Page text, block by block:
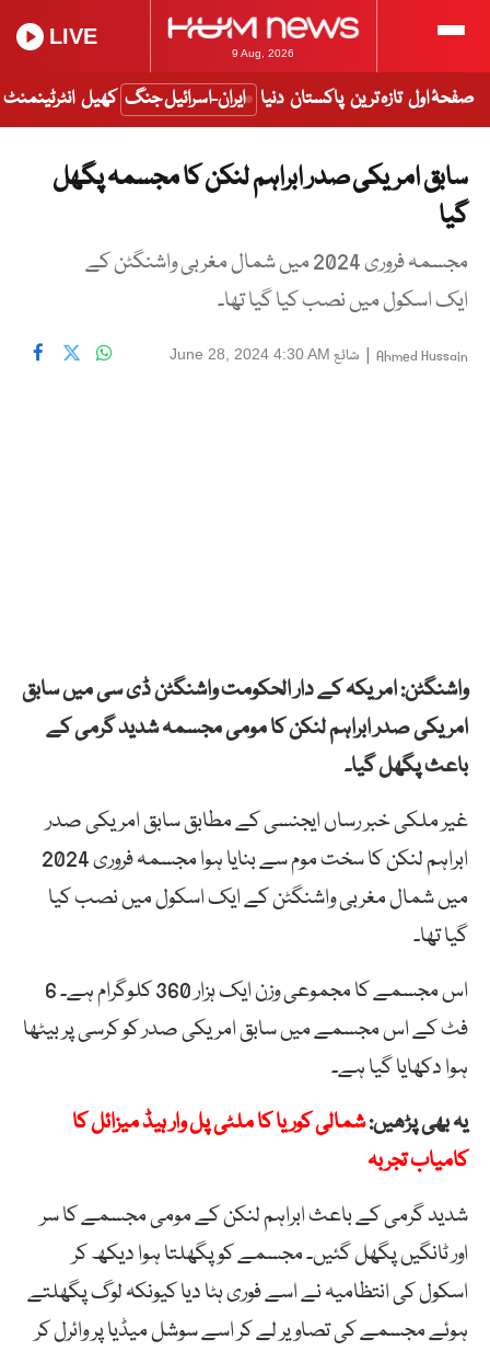
9 Aug, 2026
LIVE
صفحۂ اول تازہ ترین پاکستان دنیا ایران-اسرائیل جنگ کھیل انٹرٹینمنٹ
سابق امریکی صدر ابراہم لنکن کا مجسمہ پگھل
گیا
مجسمہ فروری 2024 میں شمال مغربی واشنگٹن کے
ایک اسکول میں نصب کیا گیا تھا۔
Ahmed Hussain
| شائع June 28, 2024 4:30 AM
واشنگٹن:امریکہ کے دار الحکومت واشنگٹن ڈی سی میں سابق
امریکی صدر ابراہم لنکن کا مومی مجسمہ شدید گرمی کے
باعث پگھل گیا۔
غیر ملکی خبر رساں ایجنسی کے مطابق سابق امریکی صدر
ابراہم لنکن کا سخت موم سے بنایا ہوا مجسمہ فروری 2024
میں شمال مغربی واشنگٹن کے ایک اسکول میں نصب کیا
گیا تھا۔
اس مجسمے کا مجموعی وزن ایک ہزار 360 کلوگرام ہے۔ 6
فٹ کے اس مجسمے میں سابق امریکی صدر کو کرسی پر بیٹھا
ہوا دکھایا گیا ہے۔
یہ بھی پڑھیں:شمالی کوریا کا ملٹی پل وار ہیڈ میزائل کا
کامیاب تجربہ
شدید گرمی کے باعث ابراہم لنکن کے مومی مجسمے کا سر
اور ٹانگیں پگھل گئیں۔ مجسمے کو پگھلتا ہوا دیکھ کر
اسکول کی انتظامیہ نے اسے فوری ہٹا دیا کیونکہ لوگ پگھلتے
ہوئے مجسمے کی تصاویر لے کر اسے سوشل میڈیا پر وائرل کر